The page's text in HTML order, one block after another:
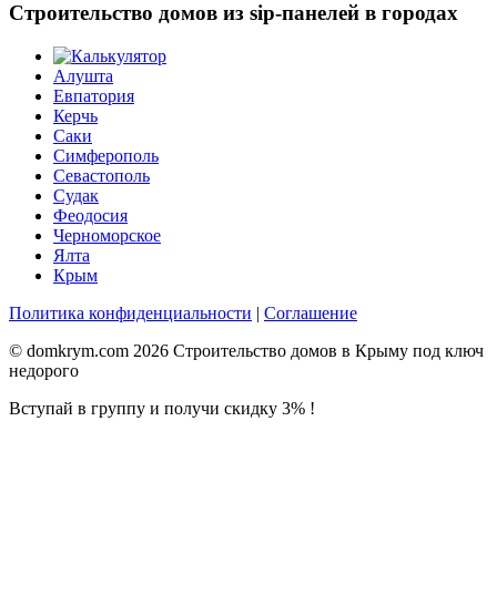
Строительство домов из sip-панелей в городах
Алушта
Евпатория
Керчь
Саки
Симферополь
Севастополь
Судак
Феодосия
Черноморское
Ялта
Крым
Политика конфиденциальности | Соглашение
© domkrym.com 2026 Строительство домов в Крыму под ключ
недорого
Вступай в группу и получи скидку 3% !